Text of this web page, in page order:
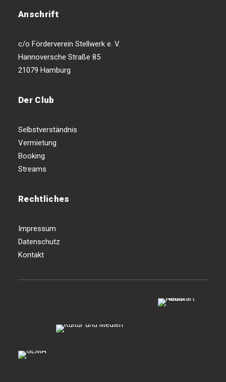
Anschrift
c/o Förderverein Stellwerk e. V.
Hannoversche Straße 85
21079 Hamburg
Der Club
Selbstverständnis
Vermietung
Booking
Streams
Rechtliches
Impressum
Datenschutz
Kontakt